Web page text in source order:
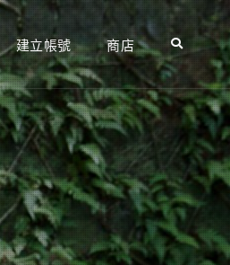
建立帳號 商店 Search